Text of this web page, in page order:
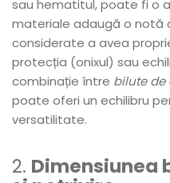
sau hematitul, poate fi o
materiale adaugă o notă
considerate a avea
protecția (onixul) sau
combinație între bilute de
poate oferi un echilibru
versatilitate.
2. Dimensiunea